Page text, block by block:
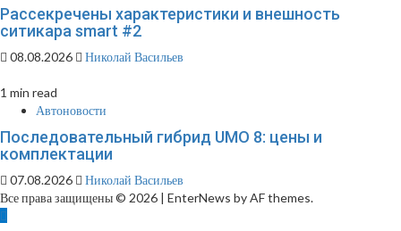
Рассекречены характеристики и внешность
ситикара smart #2
08.08.2026 Николай Васильев
1 min read
Автоновости
Последовательный гибрид UMO 8: цены и
комплектации
07.08.2026
Николай Васильев
Все права защищены © 2026 | EnterNews by AF themes.